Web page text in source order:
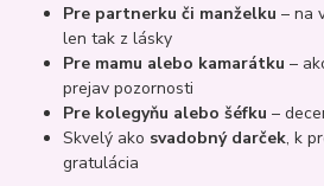
Pre partnerku či manželku – na
len tak z lásky
Pre mamu alebo kamarátku –
prejav pozornosti
Pre kolegyňu alebo šéfku –
Skvelý ako svadobný darček, k
gratulácia